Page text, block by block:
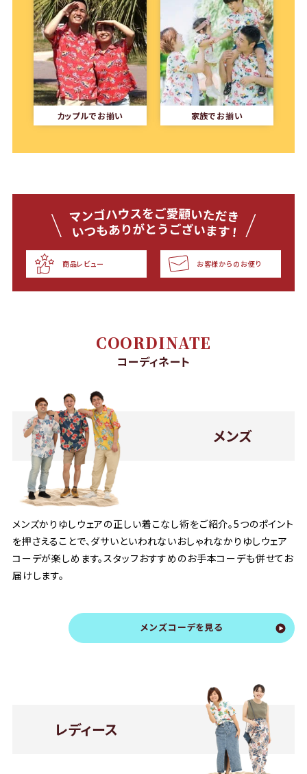
カップルでお揃い 家族でお揃い
商品レビュー お客様からのお便り
COORDINATE
コーディネート
メンズ
メンズかりゆしウェアの正しい着こなし術をご紹介。5つのポイント
を押さえることで、ダサいといわれないおしゃれなかりゆしウェア
コーデが楽しめます。スタッフおすすめのお手本コーデも併せてお
届けします。
メンズコーデを見る
レディース